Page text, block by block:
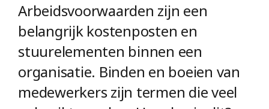
Arbeidsvoorwaarden zijn een
belangrijk kostenposten en
stuurelementen binnen een
organisatie. Binden en boeien van
medewerkers zijn termen die veel